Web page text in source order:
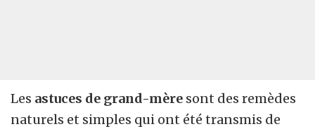
Les astuces de grand-mère sont des remèdes
naturels et simples qui ont été transmis de